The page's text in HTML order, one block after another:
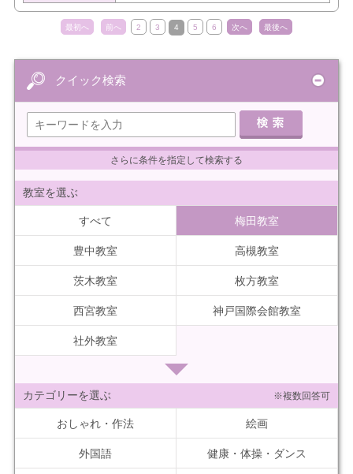
最初へ 前へ 2 3 4 5 6 次へ 最後へ
クイック検索
さらに条件を指定して検索する
教室を選ぶ
すべて 梅田教室
豊中教室 高槻教室
茨木教室 枚方教室
西宮教室 神戸国際会館教室
社外教室
カテゴリーを選ぶ ※複数回答可
おしゃれ・作法 絵画
外国語 健康・体操・ダンス